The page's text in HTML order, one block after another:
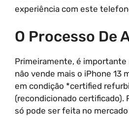
experiência com este
O Processo De
Primeiramente, é importante
não vende mais o iPhone 13
em condição *certified
(recondicionado certificado).
só pode ser feita no